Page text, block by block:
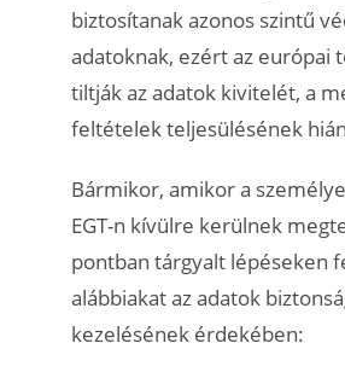
biztosítanak azonos szintű
adatoknak, ezért az európai
tiltják az adatok kivitelét, a
feltételek teljesülésének
Bármikor, amikor a
EGT-n kívülre kerülnek
pontban tárgyalt lépéseken
alábbiakat az adatok
kezelésének érdekében: